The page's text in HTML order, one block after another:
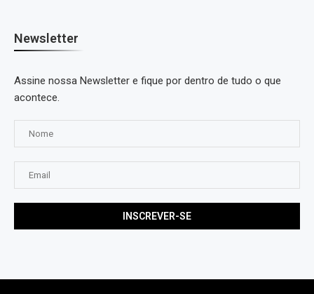
Newsletter
Assine nossa Newsletter e fique por dentro de tudo o que
acontece.